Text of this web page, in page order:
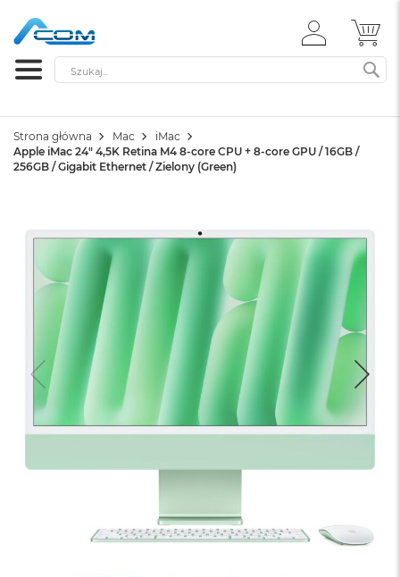
ZALOGUJ
SIĘ
Szukaj
Strona główna Mac
iMac
Apple iMac 24" 4,5K Retina M4 8-core CPU + 8-core GPU / 16GB /
256GB / Gigabit Ethernet / Zielony (Green)